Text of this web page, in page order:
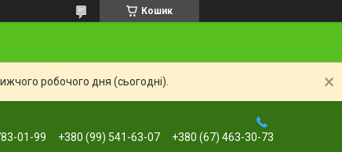
Кошик
робочого дня (сьогодні).
01-99 +380 (99) 541-63-07 +380 (67) 463-30-73